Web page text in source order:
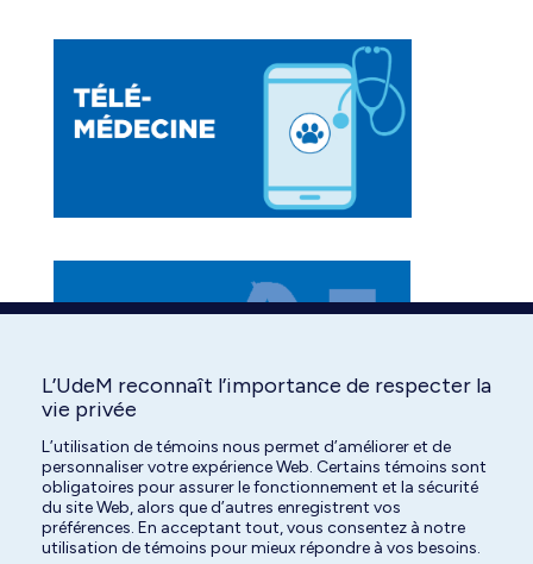
windowwindowwindow
L’UdeM reconnaît l’importance de respecter la
vie privée
L’utilisation de témoins nous permet d’améliorer et de
personnaliser votre expérience Web. Certains témoins sont
obligatoires pour assurer le fonctionnement et la sécurité
du site Web, alors que d’autres enregistrent vos
préférences. En acceptant tout, vous consentez à notre
utilisation de témoins pour mieux répondre à vos besoins.